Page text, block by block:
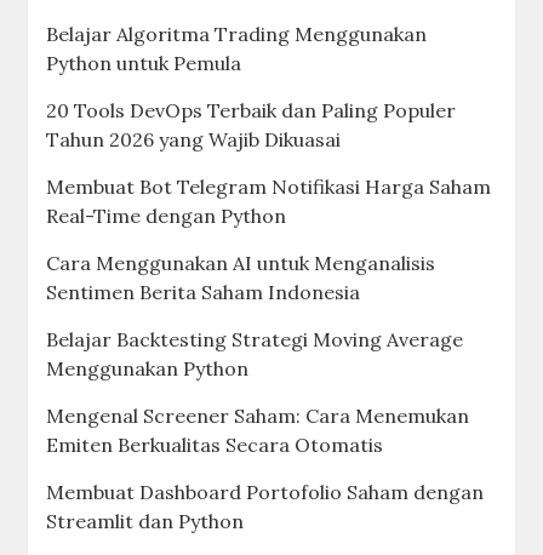
Belajar Algoritma Trading Menggunakan
Python untuk Pemula
20 Tools DevOps Terbaik dan Paling Populer
Tahun 2026 yang Wajib Dikuasai
Membuat Bot Telegram Notifikasi Harga Saham
Real-Time dengan Python
Cara Menggunakan AI untuk Menganalisis
Sentimen Berita Saham Indonesia
Belajar Backtesting Strategi Moving Average
Menggunakan Python
Mengenal Screener Saham: Cara Menemukan
Emiten Berkualitas Secara Otomatis
Membuat Dashboard Portofolio Saham dengan
Streamlit dan Python